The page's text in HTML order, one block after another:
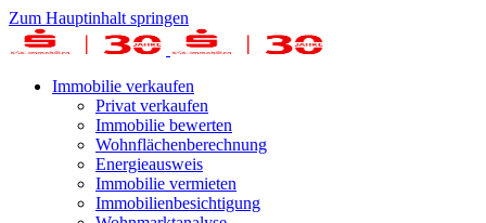
Zum Hauptinhalt springen
Immobilie verkaufen
Privat verkaufen
Immobilie bewerten
Wohnflächenberechnung
Energieausweis
Immobilie vermieten
Immobilienbesichtigung